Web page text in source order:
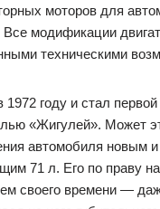
моторов для
модификации
техническими
году и стал первой
«Жигулей». Может
автомобиля новым
71 л. Его по праву
своего времени —